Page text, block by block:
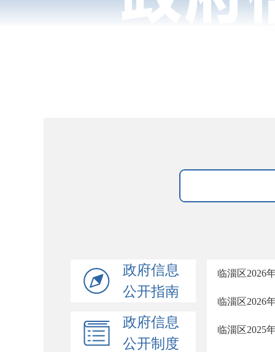
政府信息
公开指南
政府信息
公开制度
临淄区2026
临淄区2026
临淄区2025